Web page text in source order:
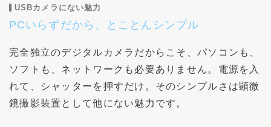
USBカメラにない魅力
PCいらずだから、とことんシンプル
完全独立のデジタルカメラだからこそ、パソコンも、
ソフトも、ネットワークも必要ありません。電源を入
れて、シャッターを押すだけ。そのシンプルさは顕微
鏡撮影装置として他にない魅力です。